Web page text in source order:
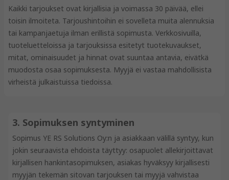
Kaikki tarjoukset ovat kirjallisia ja voimassa 30 päivää, ellei
toisin ilmoiteta. Tarjoushintoihin ei sovelleta muita alennuksia
tai kampanjaetuja ilman erillistä sopimusta. Verkkosivuilla,
tuoteluetteloissa ja tarjouksissa esitetyt tuotekuvaukset,
mitat, ominaisuudet ja hinnat ovat suuntaa antavia, eivätkä
muodosta osaa sopimuksesta. Myyjä ei vastaa mahdollisista
virheistä julkaistuissa tiedoissa.
3. Sopimuksen syntyminen
Sopimus YE RS Solutions Oy:n ja asiakkaan välillä syntyy, kun
jokin seuraavista ehdoista täyttyy: osapuolet allekirjoittavat
kirjallisen hankintasopimuksen, asiakas hyväksyy kirjallisesti
myyjän tekemän sitovan tarjouksen tai myyjä vahvistaa